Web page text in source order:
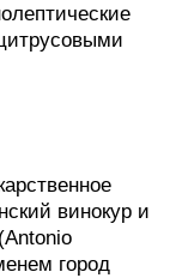
винокур и
город